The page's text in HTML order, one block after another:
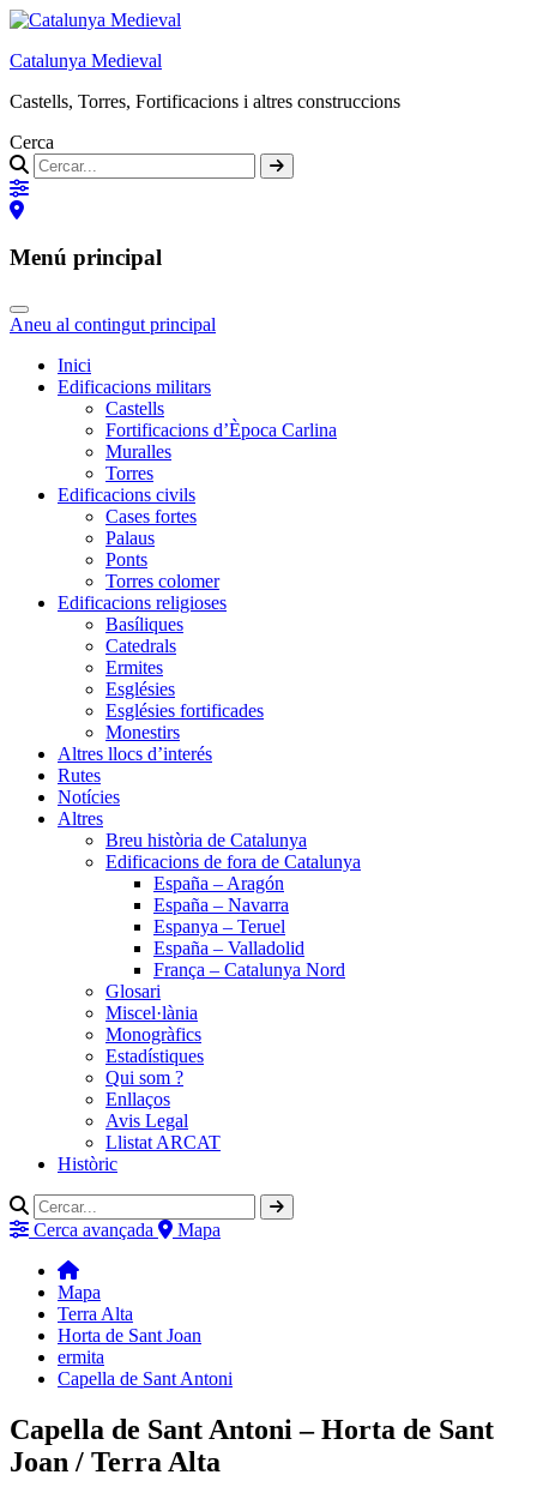
Catalunya Medieval
Castells, Torres, Fortificacions i altres construccions
Cerca
Menú principal
Aneu al contingut principal
Inici
Edificacions militars
Castells
Fortificacions d’Època Carlina
Muralles
Torres
Edificacions civils
Cases fortes
Palaus
Ponts
Torres colomer
Edificacions religioses
Basíliques
Catedrals
Ermites
Esglésies
Esglésies fortificades
Monestirs
Altres llocs d’interés
Rutes
Notícies
Altres
Breu història de Catalunya
Edificacions de fora de Catalunya
España – Aragón
España – Navarra
Espanya – Teruel
España – Valladolid
França – Catalunya Nord
Glosari
Miscel·lània
Monogràfics
Estadístiques
Qui som ?
Enllaços
Avis Legal
Llistat ARCAT
Històric
Cerca avançada Mapa
Mapa
Terra Alta
Horta de Sant Joan
ermita
Capella de Sant Antoni
Capella de Sant Antoni – Horta de Sant
Joan / Terra Alta